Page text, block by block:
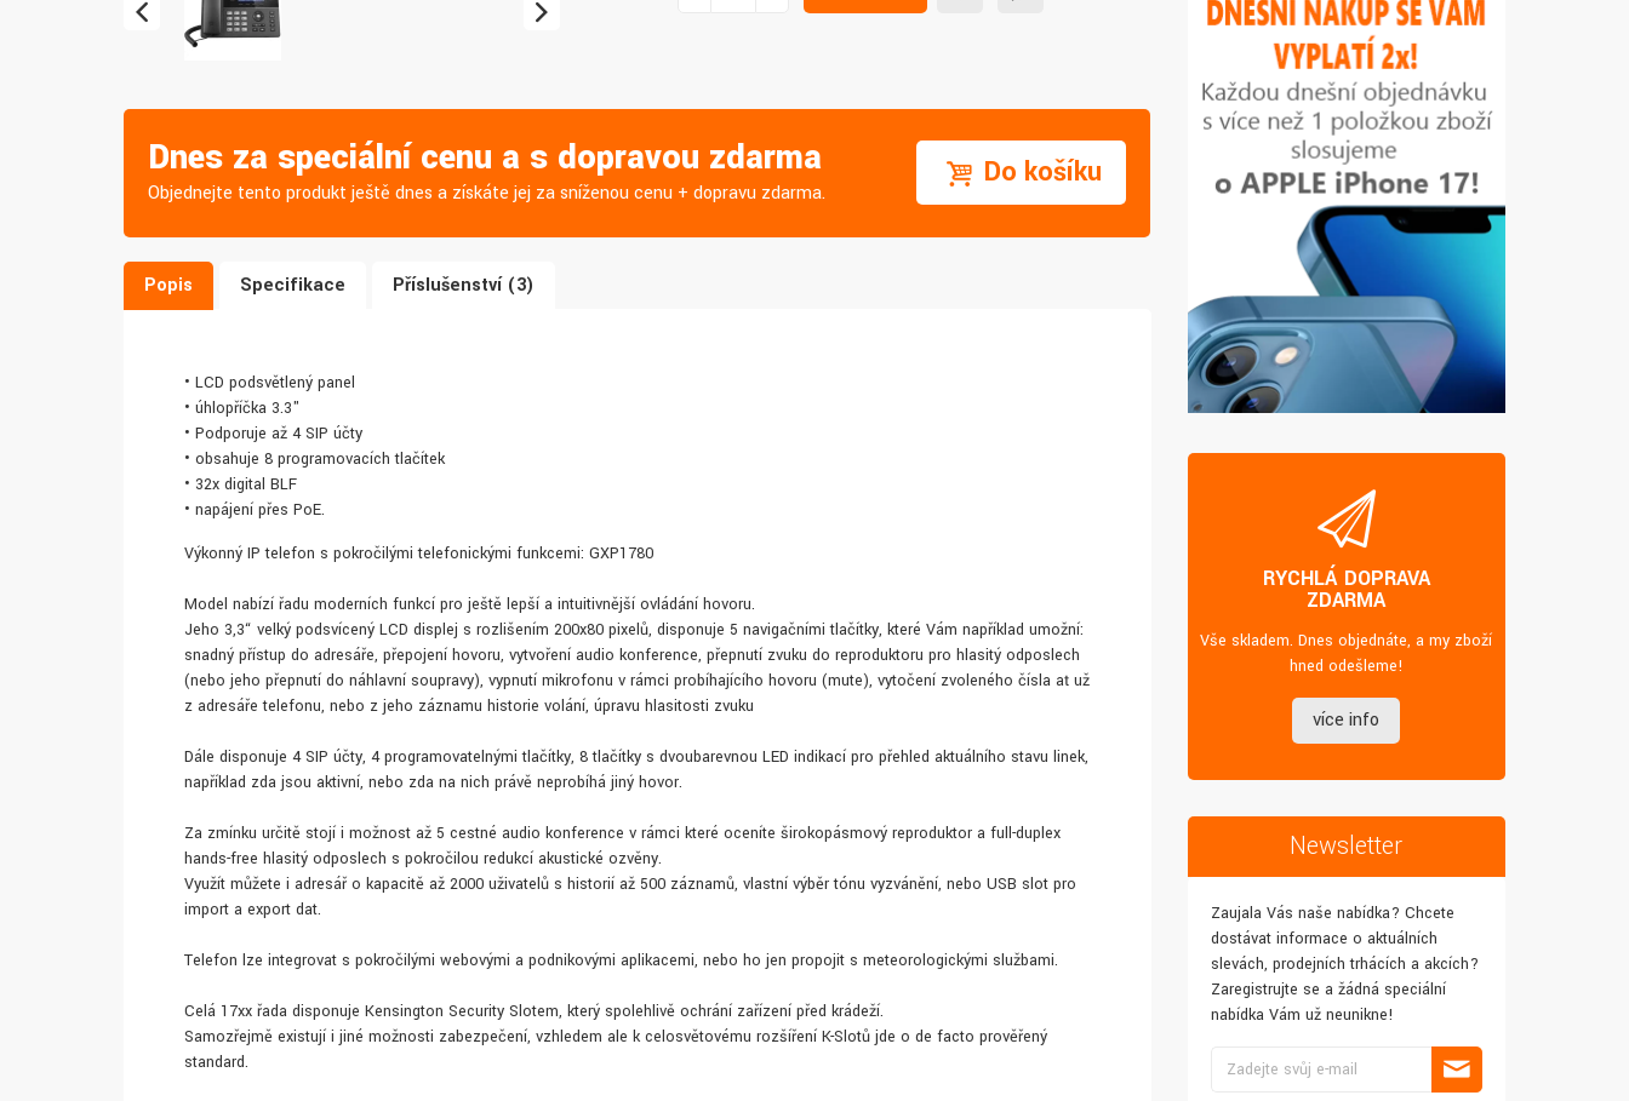
Dnes za speciální cenu a s dopravou zdarma
Objednejte tento produkt ještě dnes a získáte jej za sníženou cenu + dopravu zdarma.
Do košíku
Popis Specifikace Příslušenství (3)
• LCD podsvětlený panel
• úhlopříčka 3.3"
• Podporuje až 4 SIP účty
• obsahuje 8 programovacích tlačítek
• 32x digital BLF
• napájení přes PoE.
Výkonný IP telefon s pokročilými telefonickými funkcemi: GXP1780
Model nabízí řadu moderních funkcí pro ještě lepší a intuitivnější ovládání hovoru.
Jeho 3,3“ velký podsvícený LCD displej s rozlišením 200x80 pixelů, disponuje 5 navigačními tlačítky, které Vám například umožní:
snadný přístup do adresáře, přepojení hovoru, vytvoření audio konference, přepnutí zvuku do reproduktoru pro hlasitý odposlech
(nebo jeho přepnutí do náhlavní soupravy), vypnutí mikrofonu v rámci probíhajícího hovoru (mute), vytočení zvoleného čísla ať už
z adresáře telefonu, nebo z jeho záznamu historie volání, úpravu hlasitosti zvuku
Dále disponuje 4 SIP účty, 4 programovatelnými tlačítky, 8 tlačítky s dvoubarevnou LED indikací pro přehled aktuálního stavu linek,
například zda jsou aktivní, nebo zda na nich právě neprobíhá jiný hovor.
Za zmínku určitě stojí i možnost až 5 cestné audio konference v rámci které oceníte širokopásmový reproduktor a full-duplex
hands-free hlasitý odposlech s pokročilou redukcí akustické ozvěny.
Využít můžete i adresář o kapacitě až 2000 uživatelů s historií až 500 záznamů, vlastní výběr tónu vyzvánění, nebo USB slot pro
import a export dat.
Telefon lze integrovat s pokročilými webovými a podnikovými aplikacemi, nebo ho jen propojit s meteorologickými službami.
Celá 17xx řada disponuje Kensington Security Slotem, který spolehlivě ochrání zařízení před krádeží.
Samozřejmě existují i jiné možnosti zabezpečení, vzhledem ale k celosvětovému rozšíření K-Slotů jde o de facto prověřený
standard.
RYCHLÁ DOPRAVA
ZDARMA
Vše skladem. Dnes objednáte, a my zboží
hned odešleme!
více info
Newsletter
Zaujala Vás naše nabídka? Chcete
dostávat informace o aktuálních
slevách, prodejních trhácích a akcích?
Zaregistrujte se a žádná speciální
nabídka Vám už neunikne!